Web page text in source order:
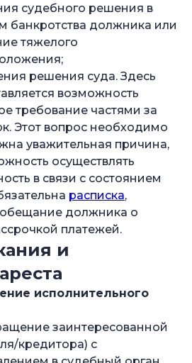
судебного решения в
банкротства должника или
тяжелого
решения суда. Здесь
возможность
требование частями за
Этот вопрос необходимо
уважительная причина,
осуществлять
в связи с состоянием
расписка,
должника о
платежей.
и
исполнительного
заинтересованной
кредитора) с